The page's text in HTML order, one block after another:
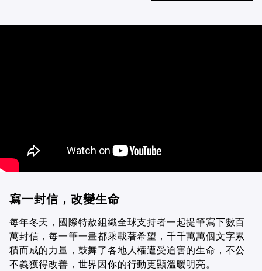
寫一封信，改變生命
每年冬天，國際特赦組織全球支持者一起提筆寫下數百
萬封信，每一筆一畫都乘載著希望，千千萬萬個文字累
積而成的力量，鼓舞了各地人權遭受迫害的生命，不公
不義獲得改善，世界因你的行動更顯溫暖明亮。